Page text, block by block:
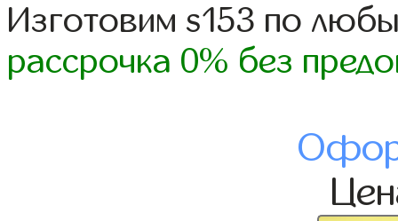
Изготовим s153 по
рассрочка 0% без